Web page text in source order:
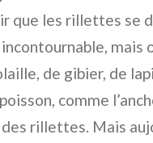
que les rillettes se
mais
de gibier, de
comme
rillettes. Mais